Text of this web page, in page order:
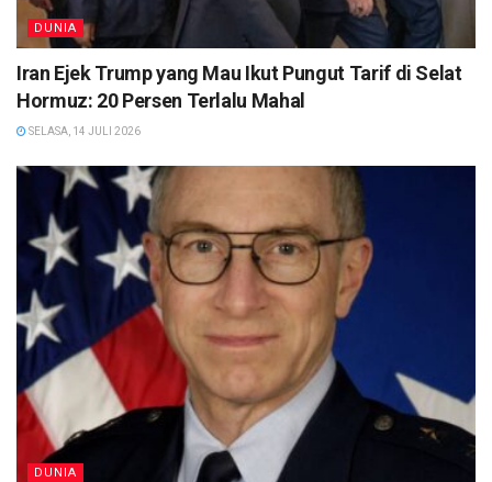
DUNIA
Iran Ejek Trump yang Mau Ikut Pungut Tarif di Selat
Hormuz: 20 Persen Terlalu Mahal
SELASA, 14 JULI 2026
DUNIA